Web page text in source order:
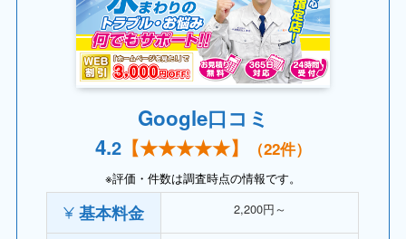
Google口コミ
4.2 【★★★★★】 （22件）
※評価・件数は調査時点の情報です。
基本料金 2,200円～